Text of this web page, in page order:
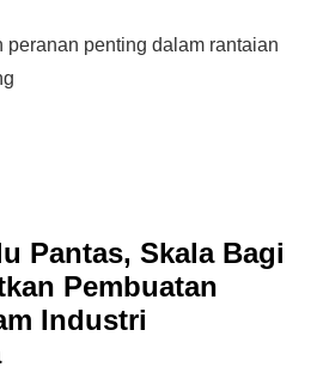
peranan penting dalam rantaian
Pantas, Skala Bagi
Pembuatan
Industri